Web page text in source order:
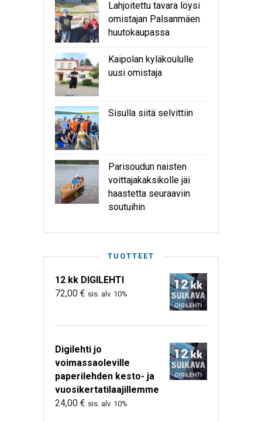
Lahjoitettu tavara löysi
omistajan Palsanmäen
huutokaupassa
Kaipolan kyläkoululle
uusi omistaja
Sisulla siitä selvittiin
Parisoudun naisten
voittajakaksikolle jäi
haastetta seuraaviin
soutuihin
TUOTTEET
12 kk DIGILEHTI
72,00 € sis. alv. 10%
Digilehti jo
voimassaoleville
paperilehden kesto- ja
vuosikertatilaajillemme
24,00 € sis. alv. 10%